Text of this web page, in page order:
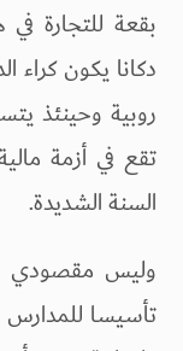
بقعة للتجارة
روبية وحينئذ
تقع في أزمة
السنة الشديدة.
وليس مقصودي
تأسيسا